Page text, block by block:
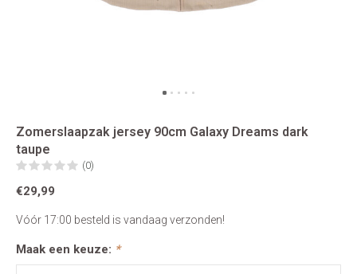
Zomerslaapzak jersey 90cm Galaxy Dreams dark
taupe
(0)
€29,99
Vóór 17:00 besteld is vandaag verzonden!
Maak een keuze: *